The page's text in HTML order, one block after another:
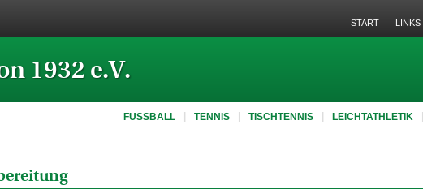
1932 e.V.
FUSSBALL TENNIS TISCHTENNIS LEICHTATHLETIK
START LINKS